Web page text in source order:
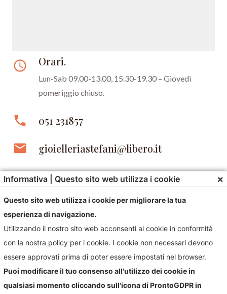
access_time Orari.
Lun-Sab 09.00-13.00, 15.30-19.30 –Giovedì
pomeriggio chiuso.
phone 051 231857
email gioielleriastefani@libero.it
Contattaci!
Informativa | Questo sito web utilizza i cookie ×
Questo sito web utilizza i cookie per migliorare la tua
esperienza di navigazione.
Utilizzando il nostro sito web acconsenti ai cookie in conformità
con la nostra policy per i cookie. I cookie non necessari devono
essere approvati prima di poter essere impostati nel browser.
Puoi modificare il tuo consenso all'utilizzo dei cookie in
qualsiasi momento cliccando sull'icona di ProntoGDPR in